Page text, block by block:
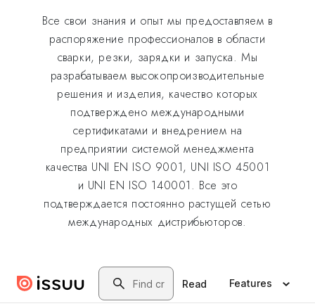
Все свои знания и опыт мы предоставляем в
распоряжение профессионалов в области
сварки, резки, зарядки и запуска. Мы
разрабатываем высокопроизводительные
решения и изделия, качество которых
подтверждено международными
сертификатами и внедрением на
предприятии системой менеджмента
качества UNI EN ISO 9001, UNI ISO 45001
и UNI EN ISO 140001. Все это
подтверждается постоянно растущей сетью
международных дистрибьюторов.